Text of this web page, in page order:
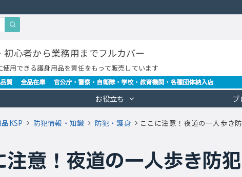
初心者から業務用までフルカバー
使用できる護身用品を責任をもって販売しています
お役立ち ブ
KSP 防犯情報・知識 防犯・護身 ここに注意！夜道の一人歩き
注意！夜道の一人歩き防